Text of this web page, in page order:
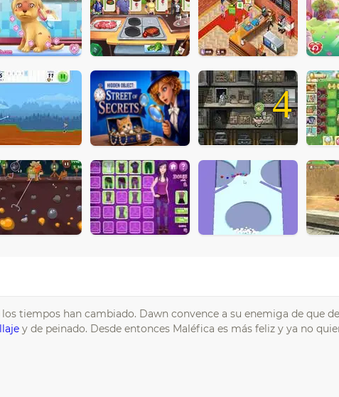
4
tiempos han cambiado. Dawn convence a su enemiga de que
y de peinado. Desde entonces Maléfica es más feliz y ya no